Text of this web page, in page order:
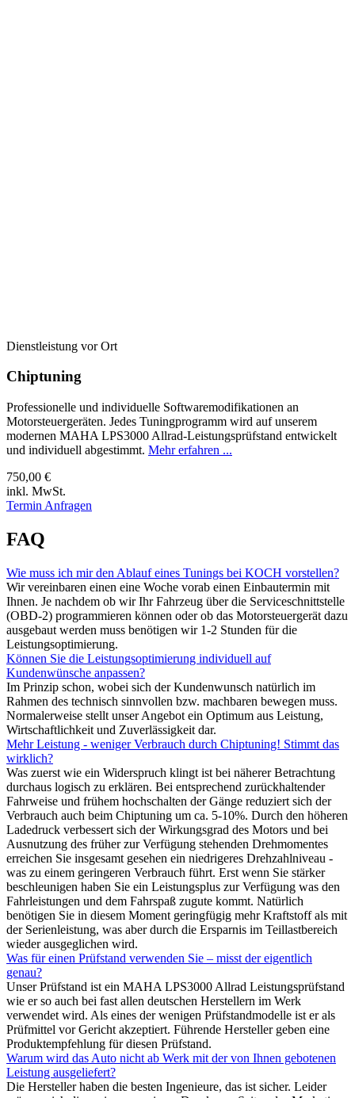
Dienstleistung vor Ort
Chiptuning
Professionelle und individuelle Softwaremodifikationen an
Motorsteuergeräten. Jedes Tuningprogramm wird auf unserem
modernen MAHA LPS3000 Allrad-Leistungsprüfstand entwickelt
und individuell abgestimmt. Mehr erfahren ...
750,00 €
inkl. MwSt.
Termin Anfragen
FAQ
Wie muss ich mir den Ablauf eines Tunings bei KOCH vorstellen?
Wir vereinbaren einen eine Woche vorab einen Einbautermin mit
Ihnen. Je nachdem ob wir Ihr Fahrzeug über die Serviceschnittstelle
(OBD-2) programmieren können oder ob das Motorsteuergerät dazu
ausgebaut werden muss benötigen wir 1-2 Stunden für die
Leistungsoptimierung.
Können Sie die Leistungsoptimierung individuell auf
Kundenwünsche anpassen?
Im Prinzip schon, wobei sich der Kundenwunsch natürlich im
Rahmen des technisch sinnvollen bzw. machbaren bewegen muss.
Normalerweise stellt unser Angebot ein Optimum aus Leistung,
Wirtschaftlichkeit und Zuverlässigkeit dar.
Mehr Leistung - weniger Verbrauch durch Chiptuning! Stimmt das
wirklich?
Was zuerst wie ein Widerspruch klingt ist bei näherer Betrachtung
durchaus logisch zu erklären. Bei entsprechend zurückhaltender
Fahrweise und frühem hochschalten der Gänge reduziert sich der
Verbrauch auch beim Chiptuning um ca. 5-10%. Durch den höheren
Ladedruck verbessert sich der Wirkungsgrad des Motors und bei
Ausnutzung des früher zur Verfügung stehenden Drehmomentes
erreichen Sie insgesamt gesehen ein niedrigeres Drehzahlniveau -
was zu einem geringeren Verbrauch führt. Erst wenn Sie stärker
beschleunigen haben Sie ein Leistungsplus zur Verfügung was den
Fahrleistungen und dem Fahrspaß zugute kommt. Natürlich
benötigen Sie in diesem Moment geringfügig mehr Kraftstoff als mit
der Serienleistung, was aber durch die Ersparnis im Teillastbereich
wieder ausgeglichen wird.
Was für einen Prüfstand verwenden Sie – misst der eigentlich
genau?
Unser Prüfstand ist ein MAHA LPS3000 Allrad Leistungsprüfstand
wie er so auch bei fast allen deutschen Herstellern im Werk
verwendet wird. Als eines der wenigen Prüfstandmodelle ist er als
Prüfmittel vor Gericht akzeptiert. Führende Hersteller geben eine
Produktempfehlung für diesen Prüfstand.
Warum wird das Auto nicht ab Werk mit der von Ihnen gebotenen
Leistung ausgeliefert?
Die Hersteller haben die besten Ingenieure, das ist sicher. Leider